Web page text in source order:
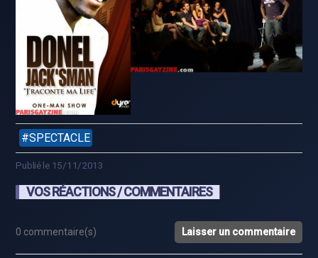
SPECTACLE
Publié le 15/11/2013
VOS RÉACTIONS / COMMENTAIRES
0 commentaire(s) Laisser un commentaire